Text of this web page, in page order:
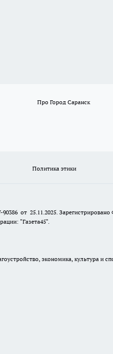
Про Город Саранск
Политика этики
от 25.11.2025.
"Газета45".
экономика, культура и